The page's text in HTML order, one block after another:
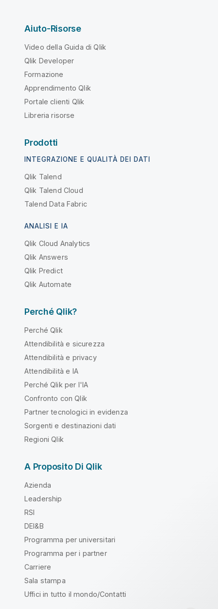
Aiuto-Risorse
Video della Guida di Qlik
Qlik Developer
Formazione
Apprendimento Qlik
Portale clienti Qlik
Libreria risorse
Prodotti
INTEGRAZIONE E QUALITÀ DEI DATI
Qlik Talend
Qlik Talend Cloud
Talend Data Fabric
ANALISI E IA
Qlik Cloud Analytics
Qlik Answers
Qlik Predict
Qlik Automate
Perché Qlik?
Perché Qlik
Attendibilità e sicurezza
Attendibilità e privacy
Attendibilità e IA
Perché Qlik per l'IA
Confronto con Qlik
Partner tecnologici in evidenza
Sorgenti e destinazioni dati
Regioni Qlik
A Proposito Di Qlik
Azienda
Leadership
RSI
DEI&B
Programma per universitari
Programma per i partner
Carriere
Sala stampa
Uffici in tutto il mondo/Contatti